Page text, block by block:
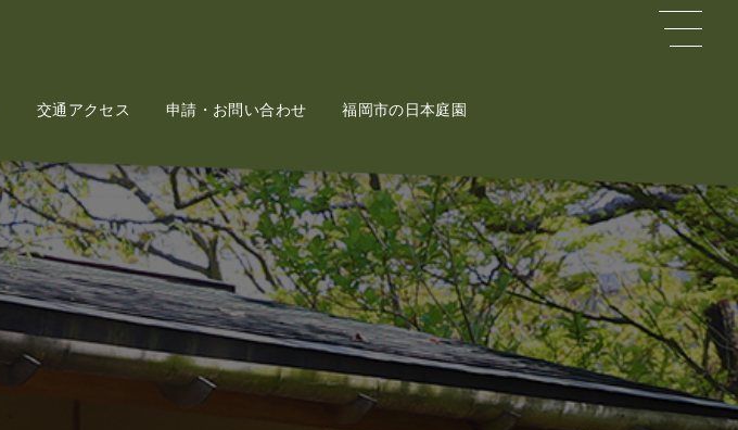
交通アクセス
Access 申請・お問い合わせ
Contact 福岡市の日本庭園
Potal